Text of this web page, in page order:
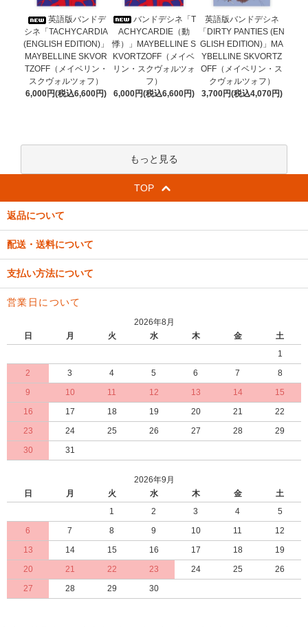
英語版バンドデ
シネ「TACHYCARDIA
(ENGLISH EDITION)」
MAYBELLINE SKVOR
TZOFF（メイベリン・
スクヴォルツォフ）
6,000円(税込6,600円)
バンドデシネ「T
ACHYCARDIE（動
悸）」MAYBELLINE S
KVORTZOFF（メイベ
リン・スクヴォルツォ
フ）
6,000円(税込6,600円)
英語版バンドデシネ
「DIRTY PANTIES (EN
GLISH EDITION)」MA
YBELLINE SKVORTZ
OFF（メイベリン・ス
クヴォルツォフ）
3,700円(税込4,070円)
もっと見る
TOP
返品について
配送・送料について
支払い方法について
営業日について
2026年8月
日
月 火 水 木 金
土
1
2
3 4 5 6 7
8
9
10 11 12 13 14
15
16
17 18 19 20 21
22
23
24 25 26 27 28
29
30
31
2026年9月
日
月 火 水 木 金
土
1
2 3 4
5
6
7 8 9 10 11
12
13
14 15 16 17 18
19
20
21 22 23 24 25
26
27
28 29 30